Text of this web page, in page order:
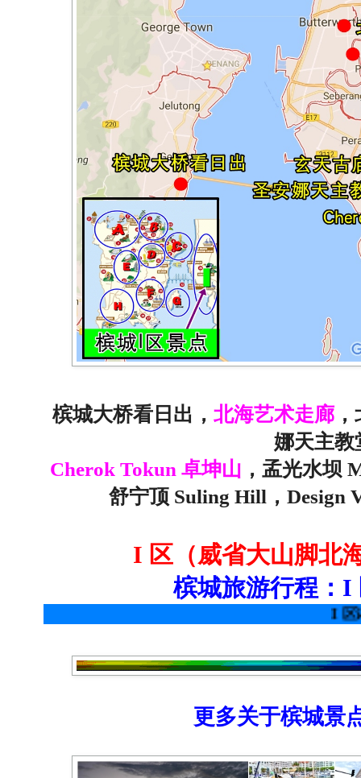
槟城大桥看日出， 北海艺术走廊
娜天主教
Cherok Tokun 卓坤山 ，孟光水坝
舒宁顶 Suling Hill，Design
I 区（威省大山脚北
槟城旅游行程：I
I 区详情请参
更多关于槟城景